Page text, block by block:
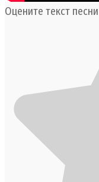
Оцените текст песни